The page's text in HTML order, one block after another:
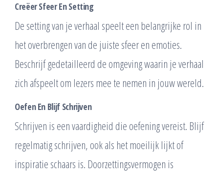
Creëer Sfeer En Setting
De setting van je verhaal speelt een belangrijke rol in
het overbrengen van de juiste sfeer en emoties.
Beschrijf gedetailleerd de omgeving waarin je verhaal
zich afspeelt om lezers mee te nemen in jouw wereld.
Oefen En Blijf Schrijven
Schrijven is een vaardigheid die oefening vereist. Blijf
regelmatig schrijven, ook als het moeilijk lijkt of
inspiratie schaars is. Doorzettingsvermogen is